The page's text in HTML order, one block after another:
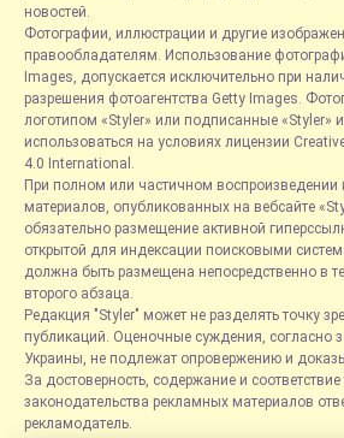
новостей.
Фотографии, иллюстрации и другие
правообладателям. Использование
Images, допускается исключительно при
разрешения фотоагентства Getty Images.
логотипом «Styler» или подписанные «Styler»
использоваться на условиях лицензии
4.0 International.
При полном или частичном
материалов, опубликованных на вебсайте
обязательно размещение активной
открытой для индексации поисковыми
должна быть размещена непосредственно в
второго абзаца.
Редакция "Styler" может не разделять точку
публикаций. Оценочные суждения, согласно
Украины, не подлежат опровержению и
За достоверность, содержание и
законодательства рекламных материалов
рекламодатель.